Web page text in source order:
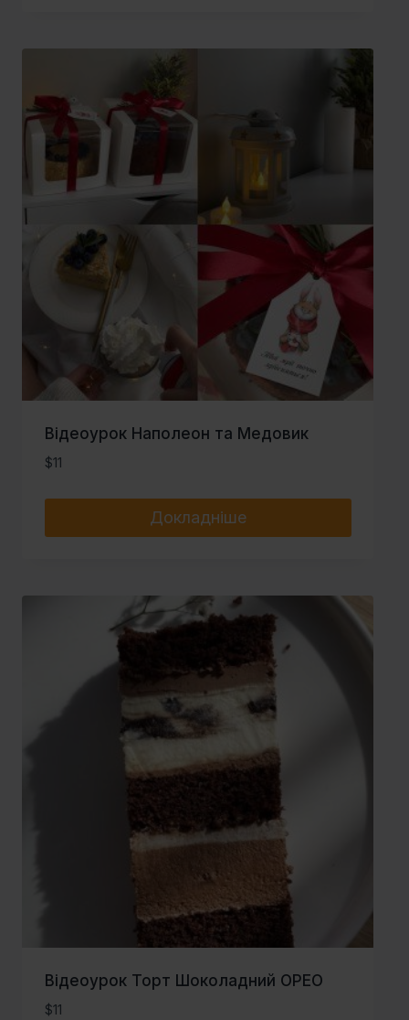
Відеоурок Наполеон та Медовик
$11
Докладніше
Відеоурок Торт Шоколадний ОРЕО
$11